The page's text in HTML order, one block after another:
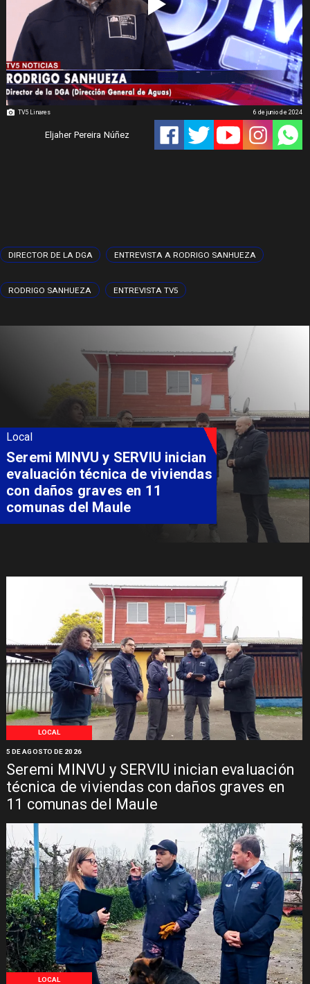
TV5 Linares
Eljaher Pereira Núñez
6 de junio de 2024
DIRECTOR DE LA DGA ENTREVISTA A RODRIGO SANHUEZA
RODRIGO SANHUEZA ENTREVISTA TV5
LOCAL
Seremi MINVU y SERVIU inician evaluación
técnica de viviendas con daños graves en
11 comunas del Maule
5 DE AGOSTO DE 2026
LOCAL
Local
Fondo Orasmi entrega apoyo a
familia de Romeral para
costear alimentación
especializada de niño con
Síndrome de Intestino Corto